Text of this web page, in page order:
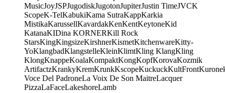
MusicJoyJSPJugodiskJugotonJupiterJustin TimeJVCK
ScopeK-TelKabukiKama SutraKappKarkia
MistikaKarussellKavardakKenKentKeytoneKid
KatanaKIDina KORNERKill Rock
StarsKingKingsizeKirshnerKismetKitchenwareKitty-
YoKlangbadKlangstelleKleinKlimtKling KlangKling
KlongKnappeKoalaKompaktKongKopfKorovaKozmik
ArtifactzKrankyKremKrunkKscopeKuckuckKultFront
Voce Del PadroneLa Voix De Son MaitreLacquer
PizzaLaFaceLakeshoreLamb